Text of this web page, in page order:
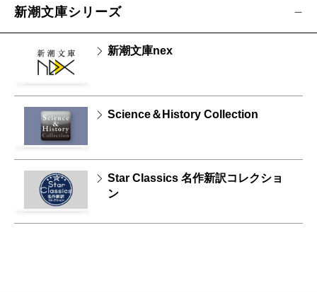
新潮文庫シリーズ
新潮文庫nex
Science＆History Collection
Star Classics 名作新訳コレクショ
ン